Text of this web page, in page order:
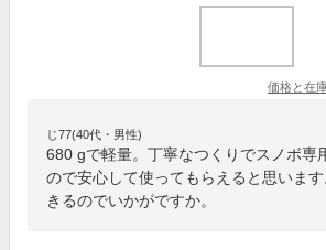
価格と在
じ77(40代・男性)
680 gで軽量。丁寧なつくりでスノボ専
ので安心して使ってもらえると思いま
きるのでいかがですか。